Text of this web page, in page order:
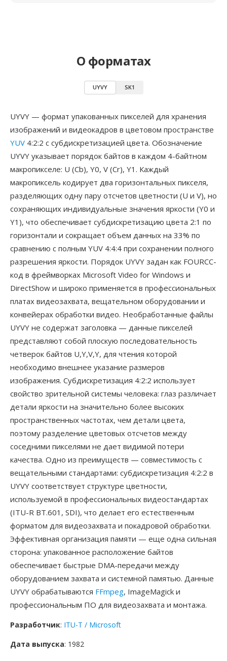
О форматах
UYVY SK1
UYVY — формат упакованных пикселей для хранения
изображений и видеокадров в цветовом пространстве
YUV 4:2:2 с субдискретизацией цвета. Обозначение
UYVY указывает порядок байтов в каждом 4-байтном
макропикселе: U (Cb), Y0, V (Cr), Y1. Каждый
макропиксель кодирует два горизонтальных пикселя,
разделяющих одну пару отсчетов цветности (U и V), но
сохраняющих индивидуальные значения яркости (Y0 и
Y1), что обеспечивает субдискретизацию цвета 2:1 по
горизонтали и сокращает объем данных на 33% по
сравнению с полным YUV 4:4:4 при сохранении полного
разрешения яркости. Порядок UYVY задан как FOURCC-
код в фреймворках Microsoft Video for Windows и
DirectShow и широко применяется в профессиональных
платах видеозахвата, вещательном оборудовании и
конвейерах обработки видео. Необработанные файлы
UYVY не содержат заголовка — данные пикселей
представляют собой плоскую последовательность
четверок байтов U,Y,V,Y, для чтения которой
необходимо внешнее указание размеров
изображения. Субдискретизация 4:2:2 использует
свойство зрительной системы человека: глаз различает
детали яркости на значительно более высоких
пространственных частотах, чем детали цвета,
поэтому разделение цветовых отсчетов между
соседними пикселями не дает видимой потери
качества. Одно из преимуществ — совместимость с
вещательными стандартами: субдискретизация 4:2:2 в
UYVY соответствует структуре цветности,
используемой в профессиональных видеостандартах
(ITU-R BT.601, SDI), что делает его естественным
форматом для видеозахвата и покадровой обработки.
Эффективная организация памяти — еще одна сильная
сторона: упакованное расположение байтов
обеспечивает быстрые DMA-передачи между
оборудованием захвата и системной памятью. Данные
UYVY обрабатываются FFmpeg, ImageMagick и
профессиональным ПО для видеозахвата и монтажа.
Разработчик: ITU-T / Microsoft
Дата выпуска: 1982